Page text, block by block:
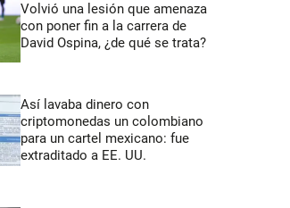
Volvió una lesión que amenaza
con poner fin a la carrera de
David Ospina, ¿de qué se trata?
Así lavaba dinero con
criptomonedas un colombiano
para un cartel mexicano: fue
extraditado a EE. UU.